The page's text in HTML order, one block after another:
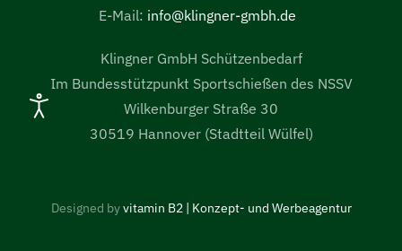
E-Mail: info@klingner-gmbh.de
Klingner GmbH Schützenbedarf
Im Bundesstützpunkt Sportschießen des NSSV
Wilkenburger Straße 30
30519 Hannover (Stadtteil Wülfel)
Designed byvitamin B2 | Konzept- und Werbeagentur